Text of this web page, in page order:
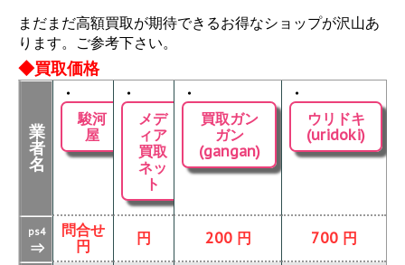
まだまだ高額買取が期待できるお得なショップが沢山あ
ります。ご参考下さい。
◆買取価格
業
者
名
・
駿河
屋
・
メデ
ィア
買取
ネッ
ト
・
買取ガン
ガン
(gangan)
・
ウリドキ
(uridoki)
ps4
⇒
問合せ
円
円 200 円 700 円